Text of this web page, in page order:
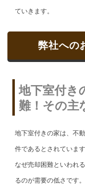
ていきます。
弊社への
地下室付き
難！その主
地下室付きの家は、不
件であるとされています
なぜ売却困難といわれ
るのが需要の低さです。